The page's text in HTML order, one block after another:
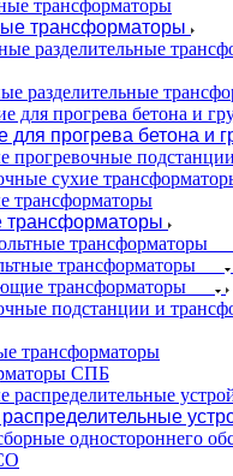
трансформаторы
разделительные
разделительные
для прогрева бетона и
прогревочные подстанции
сухие
трансформаторы
трансформаторы
трансформаторы
подстанции и
трансформаторы
СПБ
одностороннего